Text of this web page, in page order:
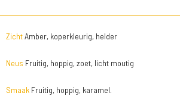
ZichtAmber, koperkleurig, helder
Neus Fruitig, hoppig, zoet, licht moutig
SmaakFruitig, hoppig, karamel.